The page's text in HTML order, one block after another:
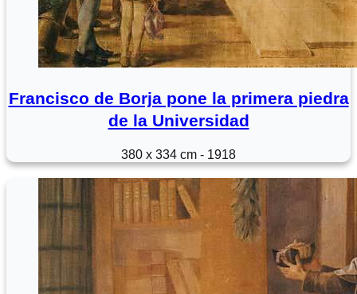
Francisco de Borja pone la primera piedra
de la Universidad
380 x 334 cm - 1918